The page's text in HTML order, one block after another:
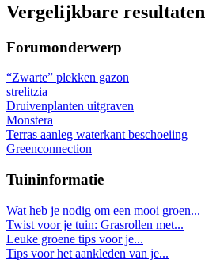
Vergelijkbare resultaten
Forumonderwerp
“Zwarte” plekken gazon
strelitzia
Druivenplanten uitgraven
Monstera
Terras aanleg waterkant beschoeiing
Greenconnection
Tuininformatie
Wat heb je nodig om een mooi groen...
Twist voor je tuin: Grasrollen met...
Leuke groene tips voor je...
Tips voor het aankleden van je...